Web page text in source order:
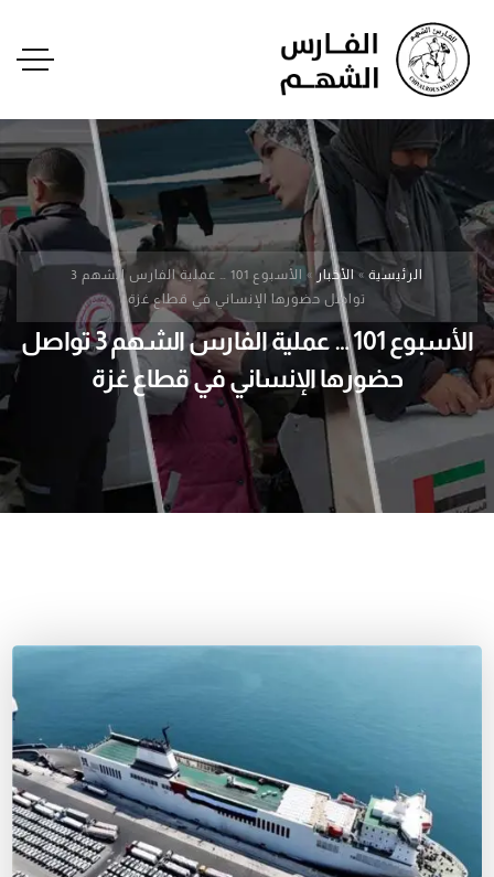
الرئيسية » الأخبار»
الأسبوع 101 … عملية الفارس الشهم 3
تواصل حضورها الإنساني في قطاع غزة
الأسبوع 101 … عملية الفارس الشهم 3 تواصل
حضورها الإنساني في قطاع غزة